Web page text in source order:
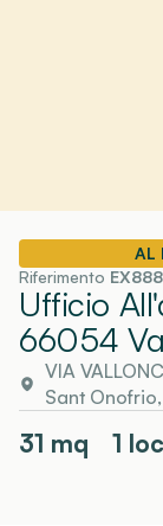
AL
Riferimento
Ufficio
66054
VIA
Sant
31 mq
1